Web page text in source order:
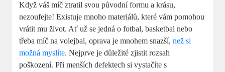
Když váš míč ztratil svou původní formu a krásu,
nezoufejte! Existuje mnoho materiálů, které vám pomohou
vrátit mu život. Ať už se jedná o fotbal, basketbal nebo
třeba míč na volejbal, oprava je mnohem snazší,než si
možná myslíte. Nejprve je důležité zjistit rozsah
poškození. Při menších defektech si vystačíte s